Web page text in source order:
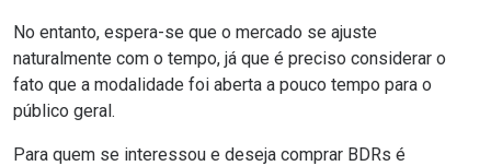
No entanto, espera-se que o mercado se ajuste
naturalmente com o tempo, já que é preciso considerar o
fato que a modalidade foi aberta a pouco tempo para o
público geral.
Para quem se interessou e deseja comprar BDRs é